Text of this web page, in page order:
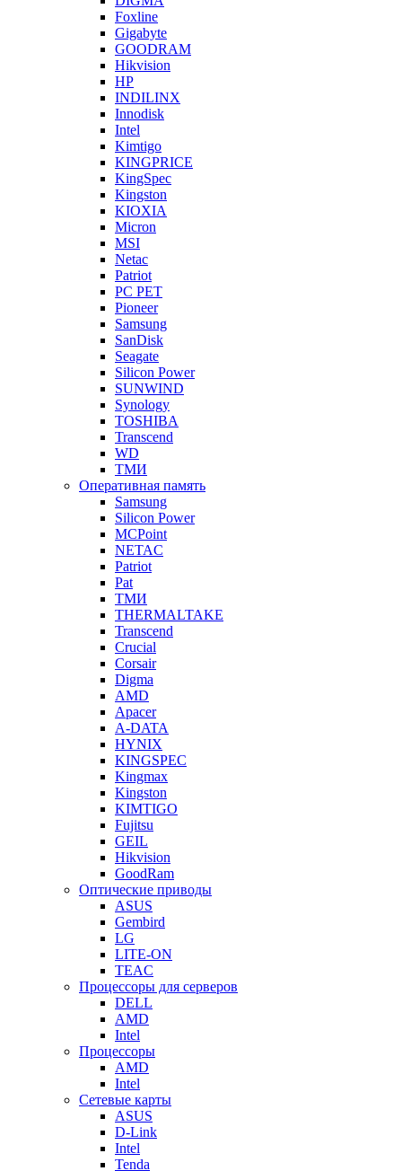
Foxline
Gigabyte
GOODRAM
Hikvision
HP
INDILINX
Innodisk
Intel
Kimtigo
KINGPRICE
KingSpec
Kingston
KIOXIA
Micron
MSI
Netac
Patriot
PC PET
Pioneer
Samsung
SanDisk
Seagate
Silicon Power
SUNWIND
Synology
TOSHIBA
Transcend
WD
ТМИ
Оперативная память
Samsung
Silicon Power
MCPoint
NETAC
Patriot
Pat
ТМИ
THERMALTAKE
Transcend
Crucial
Corsair
Digma
AMD
Apacer
A-DATA
HYNIX
KINGSPEC
Kingmax
Kingston
KIMTIGO
Fujitsu
GEIL
Hikvision
GoodRam
Оптические приводы
ASUS
Gembird
LG
LITE-ON
TEAC
Процессоры для серверов
DELL
AMD
Intel
Процессоры
AMD
Intel
Сетевые карты
ASUS
D-Link
Intel
Tenda